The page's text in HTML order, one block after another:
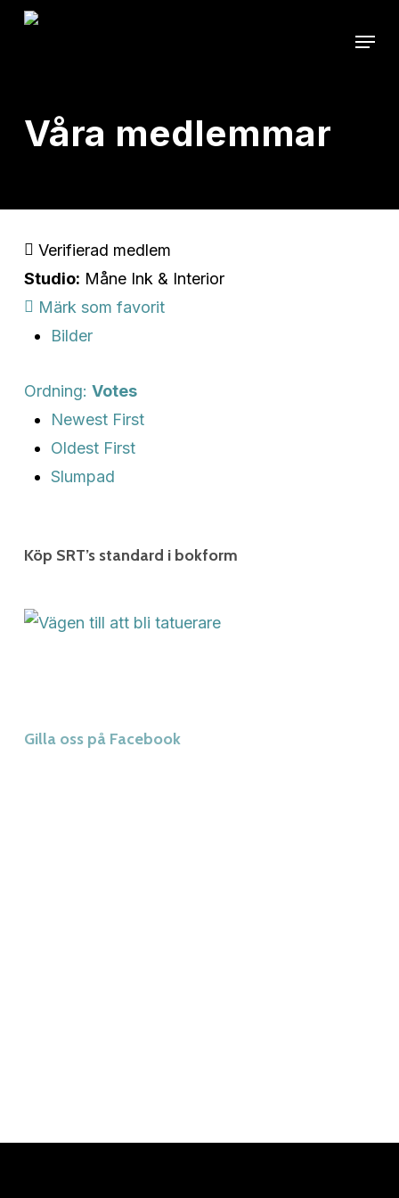
Skip
Menu
Våra medlemmar
Verifierad medlem
Studio: Måne Ink & Interior
Märk som favorit
Bilder
Ordning: Votes
Newest First
Oldest First
Slumpad
Köp SRT’s standard i bokform
Gilla oss på Facebook